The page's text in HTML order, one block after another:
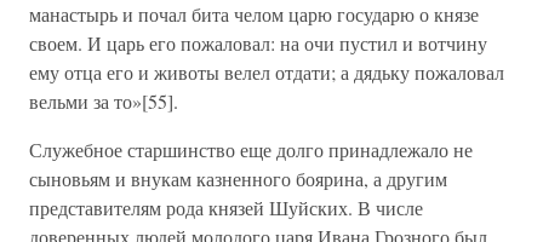
манастырь и почал бита челом царю государю о князе
своем. И царь его пожаловал: на очи пустил и вотчину
ему отца его и животы велел отдати; а дядьку пожаловал
вельми за то»[55].
Служебное старшинство еще долго принадлежало не
сыновьям и внукам казненного боярина, а другим
представителям рода князей Шуйских. В числе
доверенных людей молодого царя Ивана Грозного был